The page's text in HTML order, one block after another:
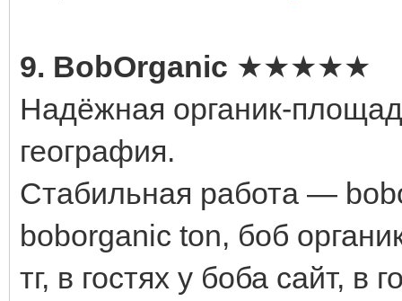
9. BobOrganic ★★★★★
Надёжная органик-
география.
Стабильная работа —
boborganic ton, боб
тг, в гостях у боба сайт, в